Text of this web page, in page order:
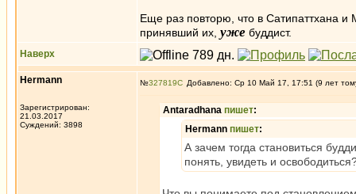
Еще раз повторю, что в Сатипаттхана и
принявший их, уже буддист.
Наверх
Hermann
Зарегистрирован:
21.03.2017
Суждений: 3898
№327819 Добавлено: Ср 10 Май 17, 17:51 (9 лет
Antaradhana пишет:
Hermann пишет:
А зачем тогда становиться
понять, увидеть и